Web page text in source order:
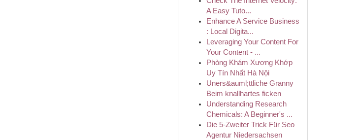
A Easy Tuto...
Enhance A Service Business
: Local Digita...
Leveraging Your Content For
Your Content - ...
Phòng Khám Xương Khớp
Uy Tín Nhất Hà Nội
Uners&auml;ttliche Granny
Beim knallhartes ficken
Understanding Research
Chemicals: A Beginner's ...
Die 5-Zweiter Trick Für Seo
Agentur Niedersachsen